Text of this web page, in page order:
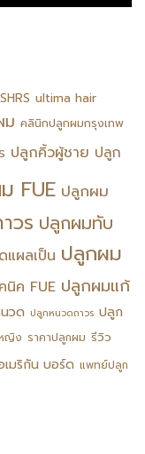
ultima hair
ม คลินิกปลูกผมกรุงเทพ
ปลูกคิ้วผู้ชาย ปลูก
FUE ปลูกผม
วร ปลูกผมทับ
ผลเป็น ปลูกผม
นิค FUE ปลูกผมแก้
วด ปลูกหนวดถาวร ปลูก
ญิง ราคาปลูกผม รีวิว
เมริกัน บอร์ด แพทย์ปลูก